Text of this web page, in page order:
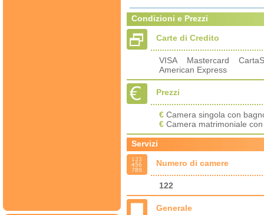
Condizioni e Prezzi
Carte di Credito
VISA Mastercard
American Express
Prezzi
€ Camera singola con
€ Camera matrimoniale
Servizi
Numero di camere
122
Generale